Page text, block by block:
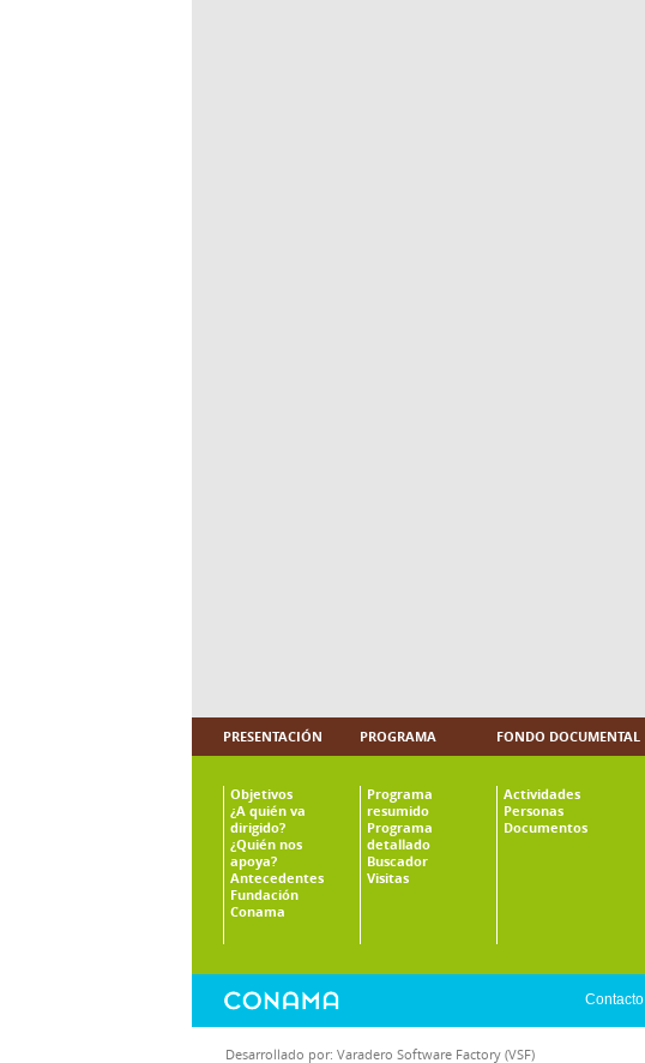
PRESENTACIÓN
Objetivos
¿A quién va
dirigido?
¿Quién nos
apoya?
Antecedentes
Fundación
Conama
PROGRAMA
Programa
resumido
Programa
detallado
Buscador
Visitas
FONDO DOCUMENTAL
Actividades
Personas
Documentos
Contacto
Desarrollado por: Varadero Software Factory (VSF)